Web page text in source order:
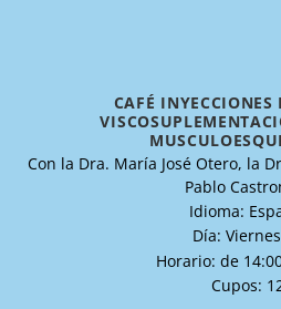
CAFÉ INYECCIONES
Con la Dra. María José Otero, la
Pablo
Idioma:
Día:
Horario: de
Cupos: